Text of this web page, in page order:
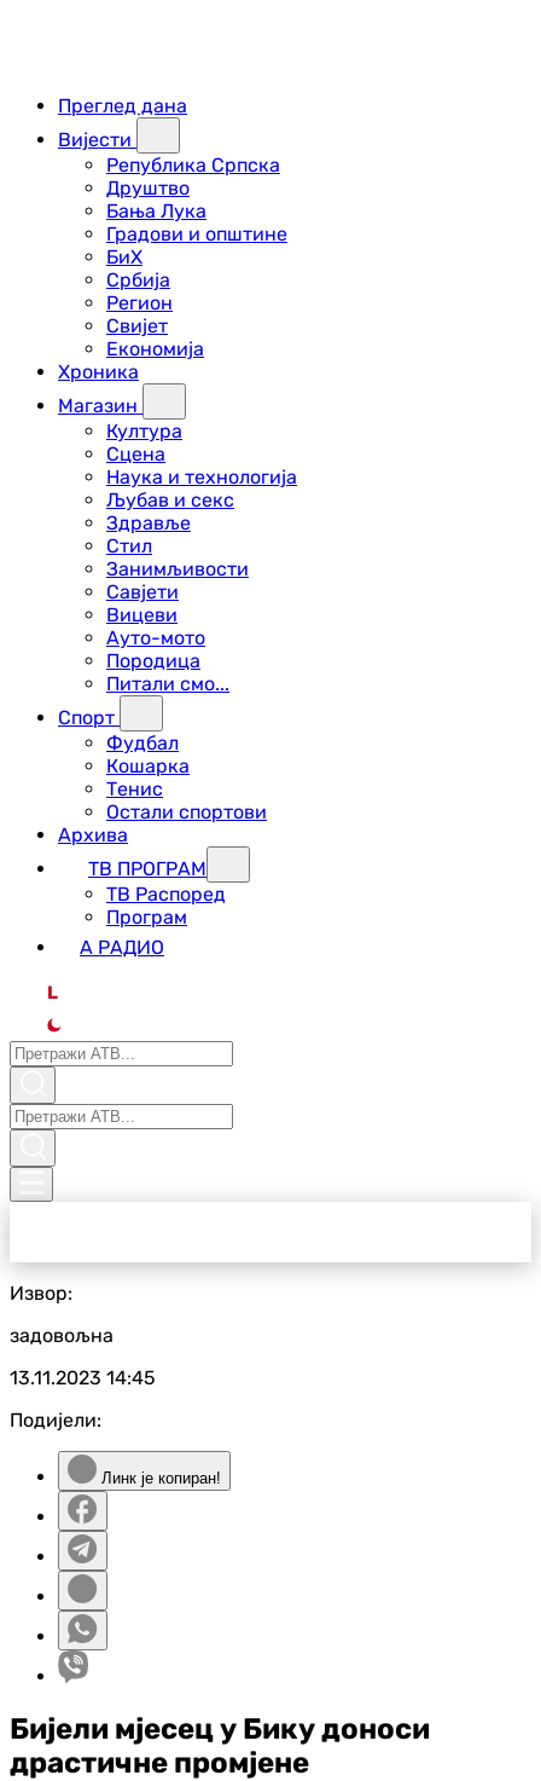
Преглед дана
Вијести
Република Српска
Друштво
Бања Лука
Градови и општине
БиХ
Србија
Регион
Свијет
Економија
Хроника
Магазин
Култура
Сцена
Наука и технологија
Љубав и секс
Здравље
Стил
Занимљивости
Савјети
Вицеви
Ауто-мото
Породица
Питали смо...
Спорт
Фудбал
Кошарка
Тенис
Остали спортови
Архива
ТВ ПРОГРАМ
ТВ Распоред
Програм
А РАДИО
L
Извор:
задовољна
13.11.2023 14:45
Подијели:
Линк је копиран!
Бијели мјесец у Бику доноси
драстичне промјене